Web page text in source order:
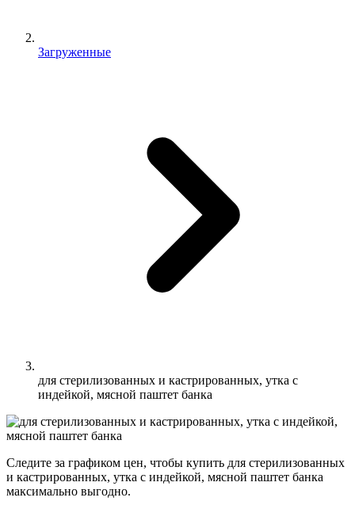
Загруженные
для стерилизованных и кастрированных, утка с
индейкой, мясной паштет банка
Следите за графиком цен, чтобы купить для стерилизованных
и кастрированных, утка с индейкой, мясной паштет банка
максимально выгодно.